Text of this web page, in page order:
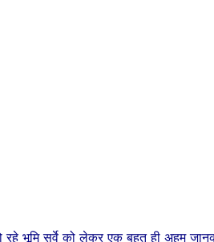
रहे भूमि सर्वे को लेकर एक बहुत ही अहम